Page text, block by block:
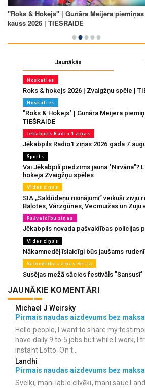
Jaunākās
Noskaties
Roks & hokejs 2026 | Zvaigžņu spēle |
Noskaties
"Roks & Hokejs" | Gunāra Meijera
TIEŠRAIDE
Jēkabpils Radio 1 ziņas
Jēkabpils Radio1 ziņas 2026.gada
Sports
Vai Jēkabpilī piedzims jauna "Nirvāna"?
hokeja Zvaigžņu spēles
Vides ziņas
SIA „Saldūdeņu risinājumi” veikuši zivju
Baļotes, Vārzgūnes, Vecmuižas un Zuju
Pašvaldību ziņas
Jēkabpils novada pašvaldības policijas
Vides ziņas
Nākamnedēļ īslaicīgi būs jaušams
Sabiedrības ziņas Sēlijā
Susējas mežā sācies festivāls "Sansusī"
JAUNĀKIE KOMENTĀRI
Michael J Weirsky
Pirmais naudas aizdevums bez
Hello people, I want to share my
have daily 9 to 5 jobs but while I work, I
instant Lotto. On t...
Landhi
Pirmais naudas aizdevums bez
Sveiki, mani labie cilvēki, mani sauc